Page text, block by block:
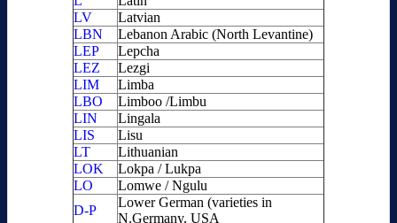
LV
Latvian
LBN
Lebanon Arabic (North Levantine)
LEP
Lepcha
LEZ
Lezgi
LIM
Limba
LBO
Limboo /Limbu
LIN
Lingala
LIS
Lisu
LT
Lithuanian
LOK
Lokpa / Lukpa
LO
Lomwe / Ngulu
D-P
Lower German (varieties in
N.Germany, USA